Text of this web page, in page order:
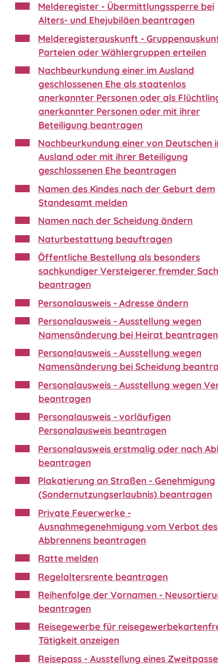
Melderegister - Übermittlungssperre bei
Alters- und Ehejubiläen beantragen
Melderegisterauskunft -
Parteien oder Wählergruppen erteilen
Nachbeurkundung einer im Ausland
geschlossenen Ehe als staatenlos
anerkannter Personen oder als
anerkannter Personen oder mit ihrer
Beteiligung beantragen
Nachbeurkundung einer von Deutschen
Ausland oder mit ihrer Beteiligung
geschlossenen Ehe beantragen
Namen des Kindes nach der Geburt dem
Standesamt melden
Namen nach der Scheidung ändern
Naturbestattung beauftragen
Öffentliche Bestellung als besonders
sachkundiger Versteigerer fremder
beantragen
Personalausweis - Adresse ändern
Personalausweis - Ausstellung wegen
Namensänderung bei Heirat beantragen
Personalausweis - Ausstellung wegen
Namensänderung bei Scheidung
Personalausweis - Ausstellung wegen
beantragen
Personalausweis - vorläufigen
Personalausweis beantragen
Personalausweis erstmalig oder nach
beantragen
Plakatierung an Straßen - Genehmigung
(Sondernutzungserlaubnis) beantragen
Private Feuerwerke -
Ausnahmegenehmigung vom Verbot des
Abbrennens beantragen
Ratte melden
Regelaltersrente beantragen
Reihenfolge der Vornamen -
beantragen
Reisegewerbe für
Tätigkeit anzeigen
Reisepass - Ausstellung eines